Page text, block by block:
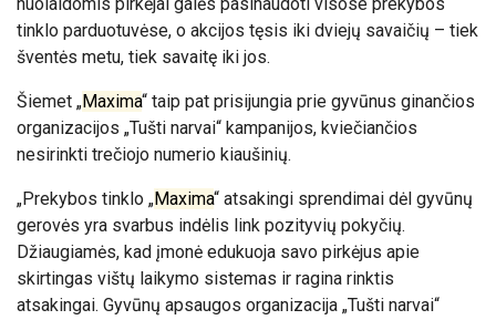
tinklo parduotuvėse, o akcijos tęsis iki dviejų savaičių – tiek
šventės metu, tiek savaitę iki jos.
Šiemet „Maxima“ taip pat prisijungia prie gyvūnus ginančios
organizacijos „Tušti narvai“ kampanijos, kviečiančios
nesirinkti trečiojo numerio kiaušinių.
„Prekybos tinklo „Maxima“ atsakingi sprendimai dėl gyvūnų
gerovės yra svarbus indėlis link pozityvių pokyčių.
Džiaugiamės, kad įmonė edukuoja savo pirkėjus apie
skirtingas vištų laikymo sistemas ir ragina rinktis
atsakingai. Gyvūnų apsaugos organizacija „Tušti narvai“